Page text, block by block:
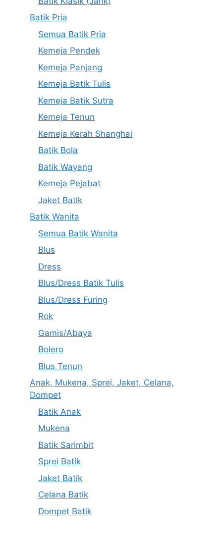
Batik Pria
Semua Batik Pria
Kemeja Pendek
Kemeja Panjang
Kemeja Batik Tulis
Kemeja Batik Sutra
Kemeja Tenun
Kemeja Kerah Shanghai
Batik Bola
Batik Wayang
Kemeja Pejabat
Jaket Batik
Batik Wanita
Semua Batik Wanita
Blus
Dress
Blus/Dress Batik Tulis
Blus/Dress Furing
Rok
Gamis/Abaya
Bolero
Blus Tenun
Anak, Mukena, Sprei, Jaket, Celana,
Dompet
Batik Anak
Mukena
Batik Sarimbit
Sprei Batik
Jaket Batik
Celana Batik
Dompet Batik